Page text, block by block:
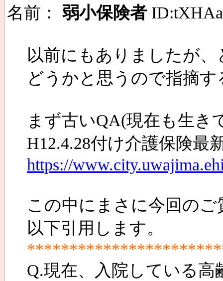
名前： 弱小保険者
以前にもありましたが
どうかと思うので指摘
まず古いQA(現在も生き
H12.4.28付け介護保険最
https://
この中にまさに今回の
以下引用します。
Q.現在、入院している